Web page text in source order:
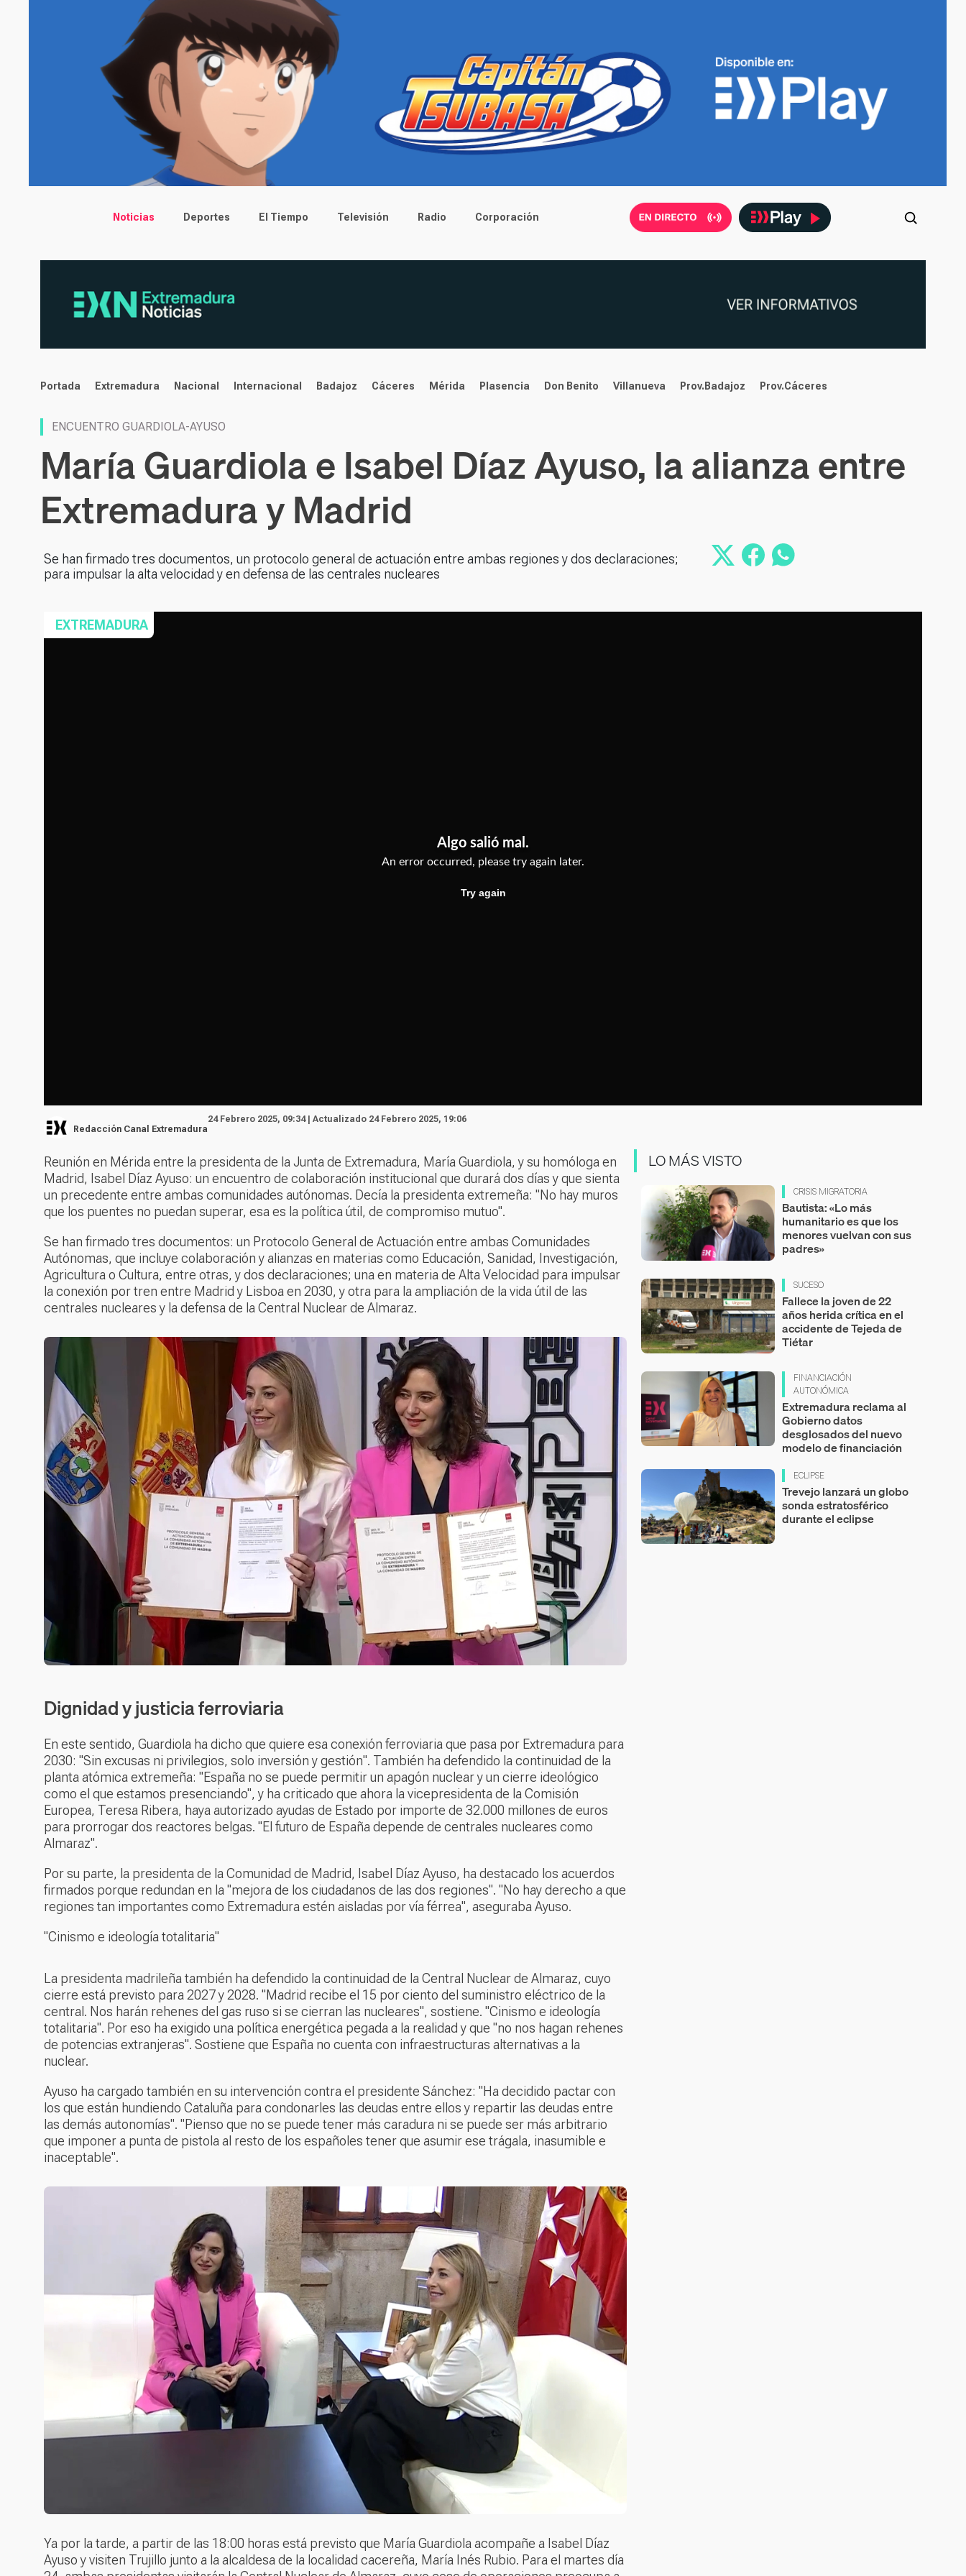
Main menu
Noticias Deportes El Tiempo Televisión Radio Corporación
noticias
Portada Extremadura Nacional Internacional Badajoz Cáceres Mérida Plasencia Don Benito Villanueva Prov.Badajoz Prov.Cáceres
ENCUENTRO GUARDIOLA-AYUSO
María Guardiola e Isabel Díaz Ayuso, la alianza entre
Extremadura y Madrid
Se han firmado tres documentos, un protocolo general de actuación entre ambas regiones y dos declaraciones;
para impulsar la alta velocidad y en defensa de las centrales nucleares
EXTREMADURA
Redacción Canal Extremadura
24 Febrero 2025, 09:34 | Actualizado 24 Febrero 2025, 19:06
Reunión en Mérida entre la presidenta de la Junta de Extremadura, María Guardiola, y su homóloga en
Madrid, Isabel Díaz Ayuso: un encuentro de colaboración institucional que durará dos días y que sienta
un precedente entre ambas comunidades autónomas. Decía la presidenta extremeña: "No hay muros
que los puentes no puedan superar, esa es la política útil, de compromiso mutuo".
Se han firmado tres documentos: un Protocolo General de Actuación entre ambas Comunidades
Autónomas, que incluye colaboración y alianzas en materias como Educación, Sanidad, Investigación,
Agricultura o Cultura, entre otras, y dos declaraciones; una en materia de Alta Velocidad para impulsar
la conexión por tren entre Madrid y Lisboa en 2030, y otra para la ampliación de la vida útil de las
centrales nucleares y la defensa de la Central Nuclear de Almaraz.
Dignidad y justicia ferroviaria
En este sentido, Guardiola ha dicho que quiere esa conexión ferroviaria que pasa por Extremadura para
2030: "Sin excusas ni privilegios, solo inversión y gestión". También ha defendido la continuidad de la
planta atómica extremeña: "España no se puede permitir un apagón nuclear y un cierre ideológico
como el que estamos presenciando", y ha criticado que ahora la vicepresidenta de la Comisión
Europea, Teresa Ribera, haya autorizado ayudas de Estado por importe de 32.000 millones de euros
para prorrogar dos reactores belgas. "El futuro de España depende de centrales nucleares como
Almaraz".
Por su parte, la presidenta de la Comunidad de Madrid, Isabel Díaz Ayuso, ha destacado los acuerdos
firmados porque redundan en la "mejora de los ciudadanos de las dos regiones". "No hay derecho a que
regiones tan importantes como Extremadura estén aisladas por vía férrea", aseguraba Ayuso.
"Cinismo e ideología totalitaria"
La presidenta madrileña también ha defendido la continuidad de la Central Nuclear de Almaraz, cuyo
cierre está previsto para 2027 y 2028. "Madrid recibe el 15 por ciento del suministro eléctrico de la
central. Nos harán rehenes del gas ruso si se cierran las nucleares", sostiene. "Cinismo e ideología
totalitaria". Por eso ha exigido una política energética pegada a la realidad y que "no nos hagan rehenes
de potencias extranjeras". Sostiene que España no cuenta con infraestructuras alternativas a la
nuclear.
Ayuso ha cargado también en su intervención contra el presidente Sánchez: "Ha decidido pactar con
los que están hundiendo Cataluña para condonarles las deudas entre ellos y repartir las deudas entre
las demás autonomías". "Pienso que no se puede tener más caradura ni se puede ser más arbitrario
que imponer a punta de pistola al resto de los españoles tener que asumir ese trágala, inasumible e
inaceptable".
Ya por la tarde, a partir de las 18:00 horas está previsto que María Guardiola acompañe a Isabel Díaz
Ayuso y visiten Trujillo junto a la alcaldesa de la localidad cacereña, María Inés Rubio. Para el martes día
LO MÁS VISTO
CRISIS MIGRATORIA
Bautista: «Lo más
humanitario es que los
menores vuelvan con sus
padres»
SUCESO
Fallece la joven de 22
años herida crítica en el
accidente de Tejeda de
Tiétar
FINANCIACIÓN
AUTONÓMICA
Extremadura reclama al
Gobierno datos
desglosados del nuevo
modelo de financiación
ECLIPSE
Trevejo lanzará un globo
sonda estratosférico
durante el eclipse